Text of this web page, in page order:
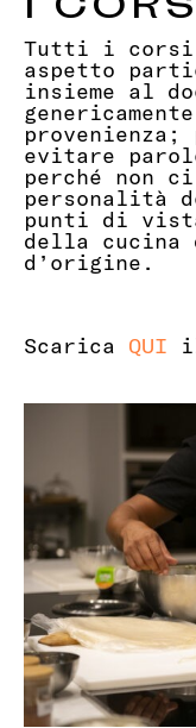
Tutti i corsi
aspetto
insieme al
provenienza;
evitare
perché non
personalità
punti di
della cucina
d’origine.
Scarica QUI